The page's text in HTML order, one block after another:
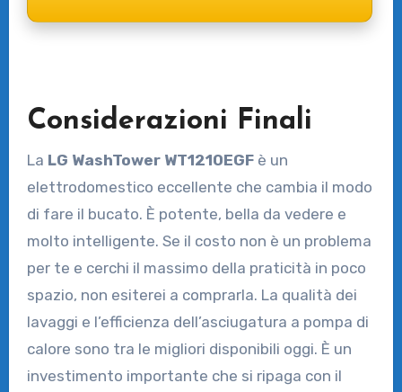
Considerazioni Finali
La LG WashTower WT1210EGFè un
elettrodomestico eccellente che cambia il modo
di fare il bucato. È potente, bella da vedere e
molto intelligente. Se il costo non è un problema
per te e cerchi il massimo della praticità in poco
spazio, non esiterei a comprarla. La qualità dei
lavaggi e l’efficienza dell’asciugatura a pompa di
calore sono tra le migliori disponibili oggi. È un
investimento importante che si ripaga con il